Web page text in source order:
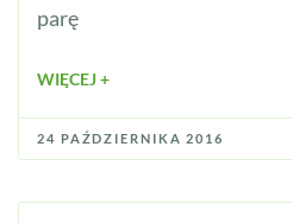
parę
WIĘCEJ +
24 PAŹDZIERNIKA 2016